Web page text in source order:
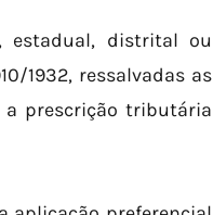
estadual, distrital ou
1932, ressalvadas as
prescrição tributária